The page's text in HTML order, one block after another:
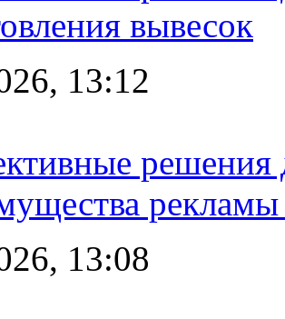
вывесок
13:12
решения
рекламы
13:08